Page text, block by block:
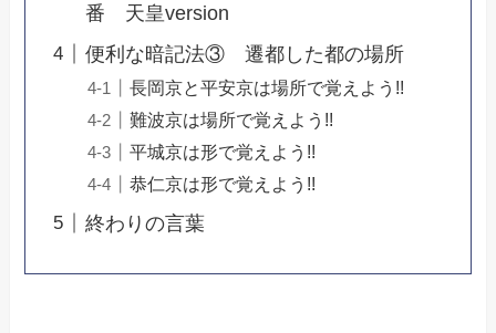
番 天皇version
便利な暗記法③ 遷都した都の場所
長岡京と平安京は場所で覚えよう!!
難波京は場所で覚えよう!!
平城京は形で覚えよう!!
恭仁京は形で覚えよう!!
終わりの言葉